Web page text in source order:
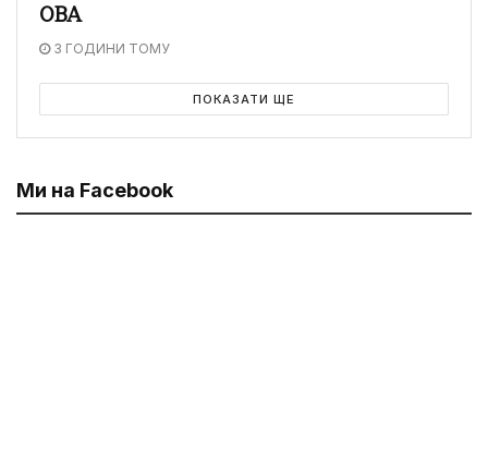
ОВА
3 ГОДИНИ ТОМУ
ПОКАЗАТИ ЩЕ
Ми на Facebook